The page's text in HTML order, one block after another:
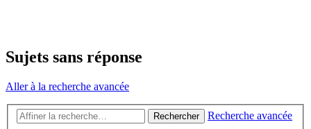
Sujets sans réponse
Aller à la recherche avancée
Rechercher
Recherche avancée